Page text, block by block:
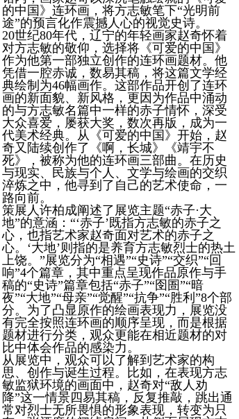
的中国》连环画，将方志敏笔下“光明前
途”的预言化作震撼人心的视觉史诗。
20世纪80年代，辽宁的年轻画家赵奇怀着
对方志敏的敬仰，选择将《可爱的中国》
作为他第一部独立创作的连环画题材。他
凭借一腔赤诚，数易其稿，将这篇文学经
典绘制为46幅画作。这部作品开创了连环
画的新面貌、新风格，更因为作品中涌动
的与方志敏名篇中一样的赤子情怀，深受
大众喜爱，屡获大奖，数次再版，成为一
代美术经典。从《可爱的中国》开始，赵
奇又陆续创作了《啊，长城》《靖宇不
死》，被称为他的连环画三部曲。在历史
与现实、民族与个人、文学与绘画的交织
淬炼之中，他寻到了自己的艺术使命，一
路向前。
策展人许柏成阐述了展览主题“赤子·大
地”的意涵：“‘赤子’既指方志敏的赤子之
心，也指艺术家赵奇面对艺术的赤子之
心。‘大地’则指的是养育方志敏烈士的热土
上饶。”展览分为“相遇”“史诗”“交织”“回
响”4个篇章，其中重点呈现作品原作与手
稿的“史诗”篇章包括“赤子”“囹圄”“暗
夜”“大地”“母亲”“觉醒”“抗争”“胜利”8个部
分。为了凸显原作的绘画表现力，展览没
有完全按照连环画的顺序呈现，而是根据
题材进行分类，观众更能在相近题材的对
比中体会作品的感染力。
从展览中，观众可以了解到艺术家的构
思、创作与诞生过程。比如，在表现方志
敏监狱环境的画面中，赵奇对“敌人劝
降”这一情景四易其稿，反复推敲，跳出通
常对烈士无所畏惧的形象表现，转变为只